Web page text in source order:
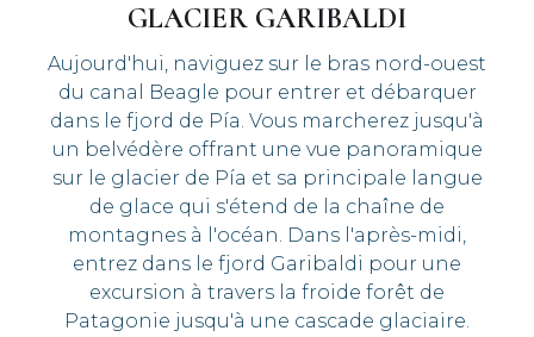
GLACIER GARIBALDI
Aujourd'hui, naviguez sur le bras nord-ouest
du canal Beagle pour entrer et débarquer
dans le fjord de Pía. Vous marcherez jusqu'à
un belvédère offrant une vue panoramique
sur le glacier de Pía et sa principale langue
de glace qui s'étend de la chaîne de
montagnes à l'océan. Dans l'après-midi,
entrez dans le fjord Garibaldi pour une
excursion à travers la froide forêt de
Patagonie jusqu'à une cascade glaciaire.